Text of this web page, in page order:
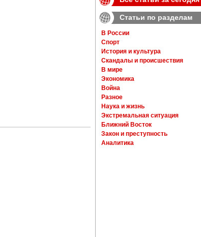
Статьи по разделам
В России
Спорт
История и культура
Скандалы и происшествия
В мире
Экономика
Война
Разное
Наука и жизнь
Экстремальная ситуация
Ближний Восток
Закон и преступность
Аналитика